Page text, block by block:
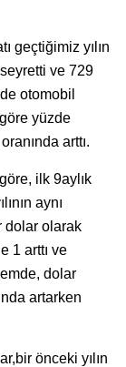
geçtiğimiz yılın
ve 729
otomobil
yüzde
arttı.
ilk 9aylık
aynı
dolar olarak
1 arttı ve
dolar
artarken
önceki yılın